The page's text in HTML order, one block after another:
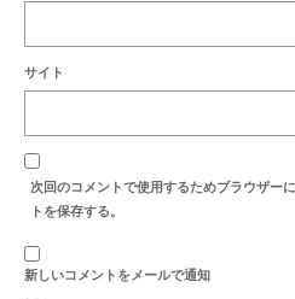
サイト
次回のコメントで使用するためブラウザー
トを保存する。
新しいコメントをメールで通知